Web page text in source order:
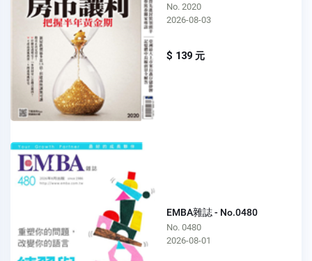
No. 2020
2026-08-03
$ 139 元
EMBA雜誌 - No.0480
No. 0480
2026-08-01